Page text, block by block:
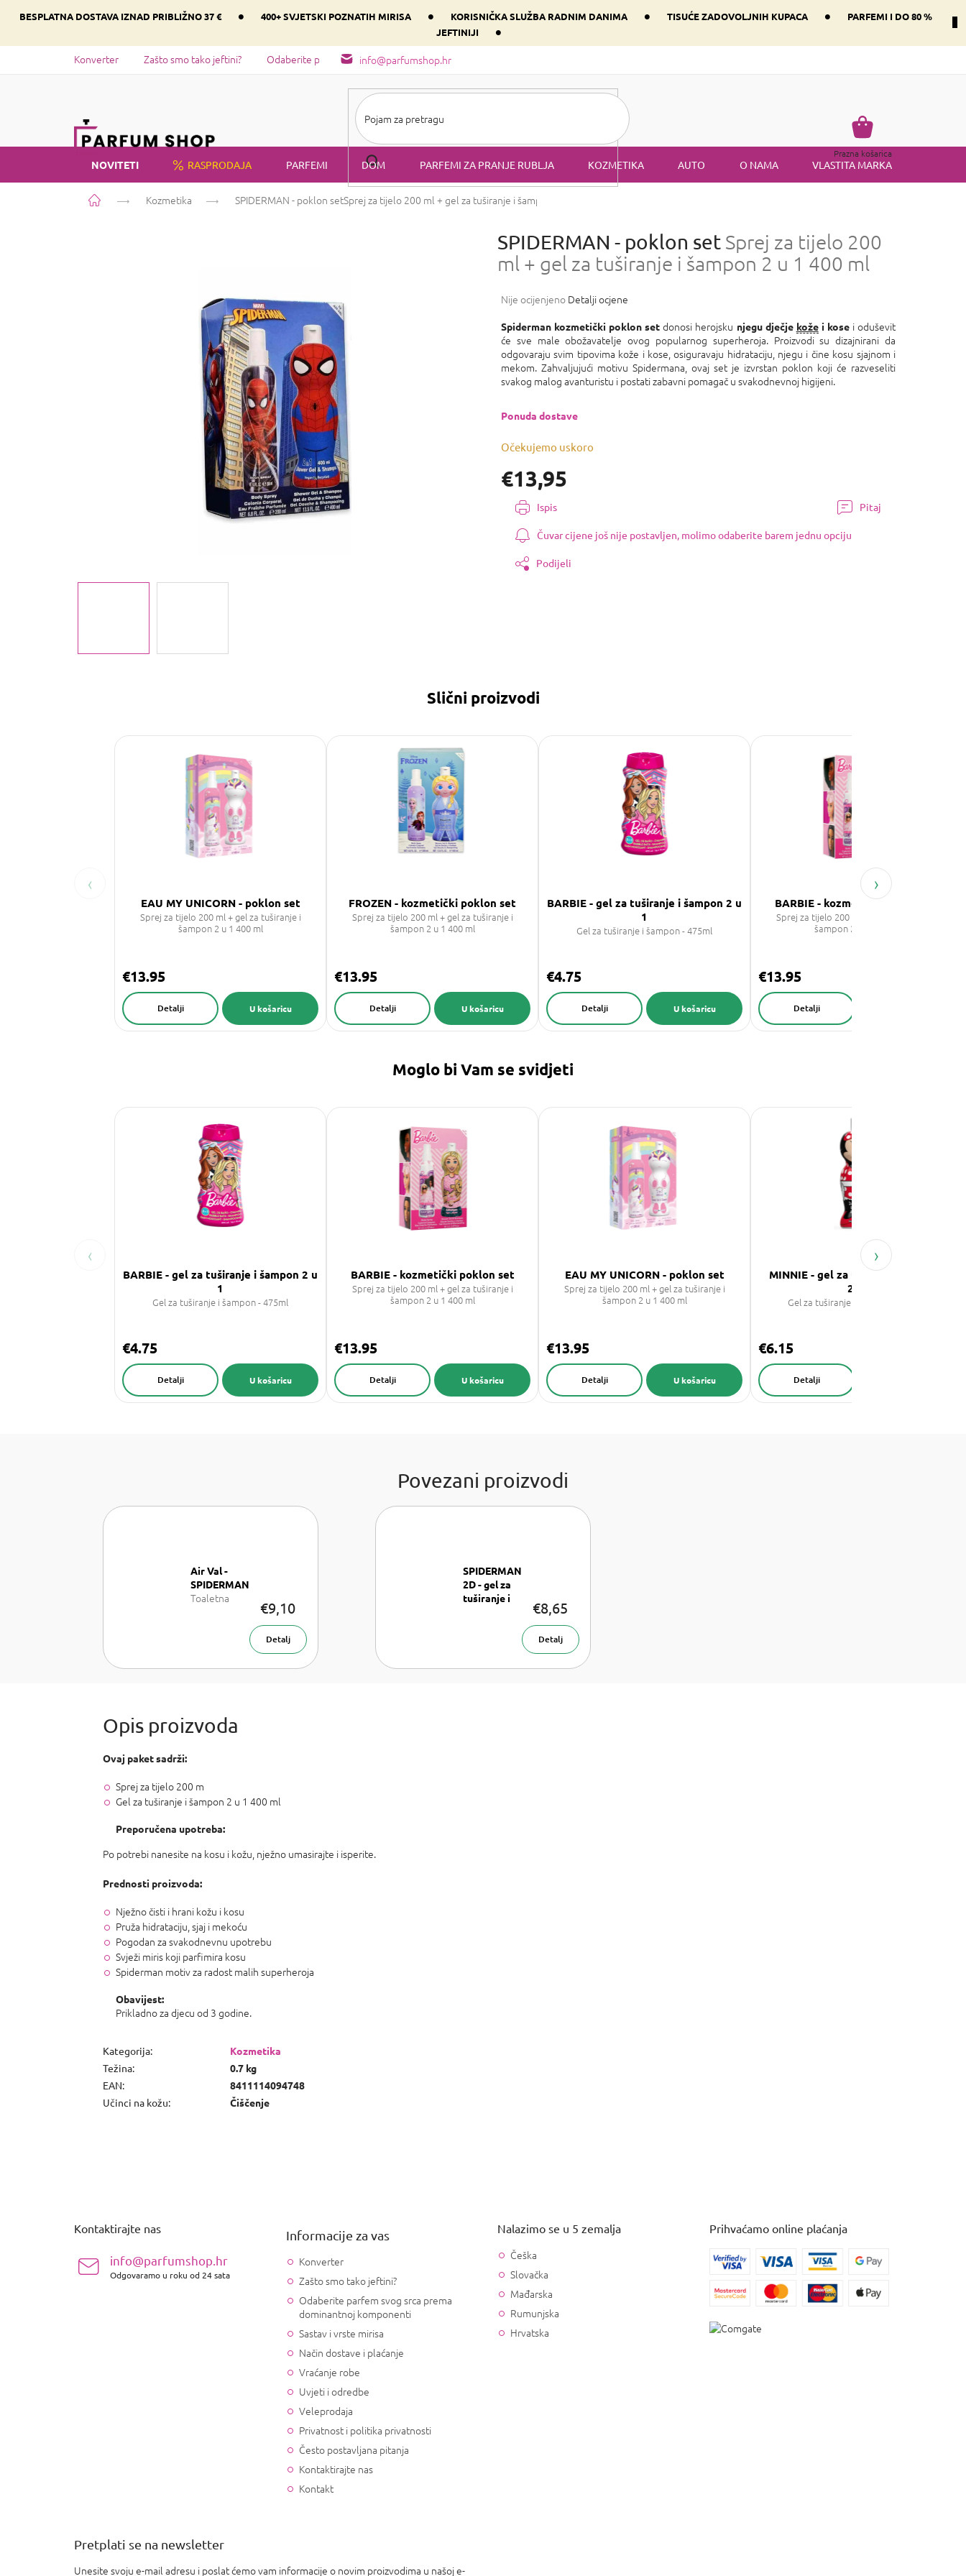
BESPLATNA DOSTAVA IZNAD PRIBLIŽNO 37 € • 400+ SVJETSKI POZNATIH MIRISA • KORISNIČKA SLUŽBA RADNIM DANIMA • TISUĆE ZADOVOLJNIH KUPACA •
PARFEMI I DO 80 %
JEFTINIJI
•
info@parfumshop.hr
Konverter Zašto smo tako jeftini? Odaberite parfem svog srca prema dominantnoj komponenti
Košarica
Prazna košarica
NOVITETI RASPRODAJA PARFEMI DOM PARFEMI ZA PRANJE RUBLJA KOZMETIKA AUTO O NAMA VLASTITA MARKA
Početna Kozmetika SPIDERMAN - poklon setSprej za tijelo 200 ml + gel za tuširanje i šampon 2 u 1 400 ml
SPIDERMAN - poklon set Sprej za tijelo 200
ml + gel za tuširanje i šampon 2 u 1 400 ml
Prosječna
proizvoda
je
0,0
od
5
Nije ocijenjeno Detalji ocjene
€13,95
cijenu:
Očekujemo uskoro
Ponuda dostave
Spiderman kozmetički poklon setdonosi herojsku njegu dječje kožei kosei oduševit
će sve male obožavatelje ovog popularnog superheroja. Proizvodi su dizajnirani da
odgovaraju svim tipovima kože i kose, osiguravaju hidrataciju, njegu i čine kosu sjajnom i
mekom. Zahvaljujući motivu Spidermana, ovaj set je izvrstan poklon koji će razveseliti
svakog malog avanturistu i postati zabavni pomagač u svakodnevnoj higijeni.
Ispis Pitaj
Čuvar cijene još nije postavljen, molimo odaberite barem jednu opciju
Podijeli
Slični proizvodi
‹
EAU MY UNICORN - poklon set
Sprej za tijelo 200 ml + gel za tuširanje i
šampon 2 u 1 400 ml
€13.95
U košaricu
Detalji
FROZEN - kozmetički poklon set
Sprej za tijelo 200 ml + gel za tuširanje i
šampon 2 u 1 400 ml
€13.95
U košaricu
Detalji
BARBIE - gel za tuširanje i šampon 2 u
1
Gel za tuširanje i šampon - 475ml
€4.75
U košaricu
Detalji
BARBIE - kozmetički poklon set
Sprej za tijelo 200 ml + gel za tuširanje i
šampon 2 u 1 400 ml
€13.95
Detalji
›
Moglo bi Vam se svidjeti
‹
BARBIE - gel za tuširanje i šampon 2 u
1
Gel za tuširanje i šampon - 475ml
€4.75
U košaricu
Detalji
BARBIE - kozmetički poklon set
Sprej za tijelo 200 ml + gel za tuširanje i
šampon 2 u 1 400 ml
€13.95
U košaricu
Detalji
EAU MY UNICORN - poklon set
Sprej za tijelo 200 ml + gel za tuširanje i
šampon 2 u 1 400 ml
€13.95
U košaricu
Detalji
MINNIE - gel za tuširanje i šampon
2v1
Gel za tuširanje i šampon - 400 ml
€6.15
Detalji
›
Povezani proizvodi
Air Val -
SPIDERMAN
Toaletna
€9,10
Detalj
SPIDERMAN
2D - gel za
tuširanje i
400 ml
€8,65
Detalj
Ovaj paket sadrži:
Sprej za tijelo 200 m
Gel za tuširanje i šampon 2 u 1 400 ml
Preporučena upotreba:
Po potrebi nanesite na kosu i kožu, nježno umasirajte i isperite.
Prednosti proizvoda:
Nježno čisti i hrani kožu i kosu
Pruža hidrataciju, sjaj i mekoću
Pogodan za svakodnevnu upotrebu
Svježi miris koji parfimira kosu
Spiderman motiv za radost malih superheroja
Obavijest:
Prikladno za djecu od 3 godine.
Kategorija:
Kozmetika
Težina:
0.7 kg
EAN:
8411114094748
Učinci na kožu: Čiščenje
Kontaktirajte nas
info@parfumshop.hr
Odgovaramo u roku od 24 sata
Informacije za vas
Konverter
Zašto smo tako jeftini?
Odaberite parfem svog srca prema
dominantnoj komponenti
Sastav i vrste mirisa
Način dostave i plaćanje
Vraćanje robe
Uvjeti i odredbe
Veleprodaja
Privatnost i politika privatnosti
Često postavljana pitanja
Kontaktirajte nas
Kontakt
Nalazimo se u 5 zemalja
Češka
Slovačka
Mađarska
Rumunjska
Hrvatska
Prihvaćamo online plaćanja
Pretplati se na newsletter
Unesite svoju e-mail adresu i poslat ćemo vam informacije o novim proizvodima u našoj e-